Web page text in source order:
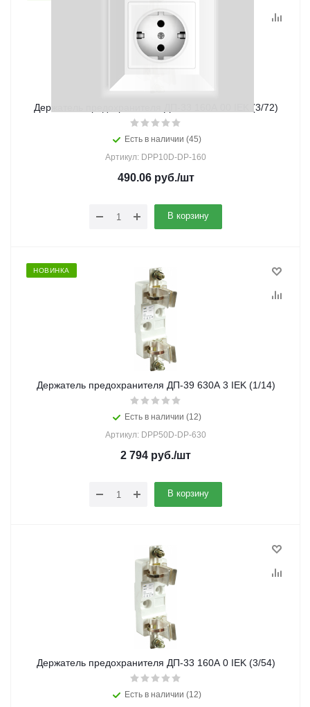
Держатель предохранителя ДП-33 160А 00 IEK (3/72)
Есть в наличии (45)
Артикул: DPP10D-DP-160
490.06руб./шт
В корзину
НОВИНКА
Держатель предохранителя ДП-39 630А 3 IEK (1/14)
Есть в наличии (12)
Артикул: DPP50D-DP-630
2 794 руб./шт
В корзину
Держатель предохранителя ДП-33 160А 0 IEK (3/54)
Есть в наличии (12)